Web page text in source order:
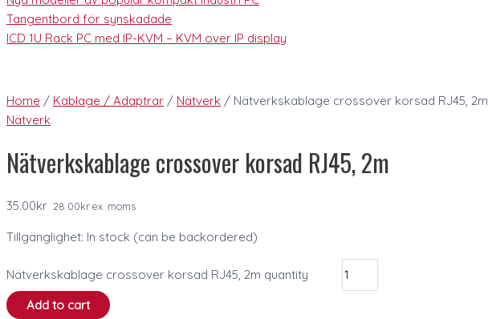
Tangentbord för synskadade
ICD 1U Rack PC med IP-KVM – KVM over IP display
Home / Kablage / Adaptrar / Nätverk / Nätverkskablage crossover korsad RJ45, 2m
Nätverk
Nätverkskablage crossover korsad RJ45, 2m
35.00kr 28.00krex. moms
Tillgänglighet: In stock (can be backordered)
Nätverkskablage crossover korsad RJ45, 2m quantity
Add to cart